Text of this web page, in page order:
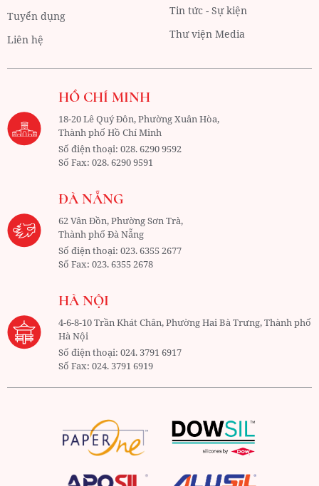
Tuyển dụng
Liên hệ
Tin tức - Sự kiện
Thư viện Media
HỒ CHÍ MINH
18-20 Lê Quý Đôn, Phường Xuân Hòa,
Thành phố Hồ Chí Minh
Số điện thoại:028. 6290 9592
Số Fax:028. 6290 9591
ĐÀ NẴNG
62 Vân Đồn, Phường Sơn Trà,
Thành phố Đà Nẵng
Số điện thoại:023. 6355 2677
Số Fax:023. 6355 2678
HÀ NỘI
4-6-8-10 Trần Khát Chân, Phường Hai Bà Trưng, Thành phố
Hà Nội
Số điện thoại:024. 3791 6917
Số Fax:024. 3791 6919